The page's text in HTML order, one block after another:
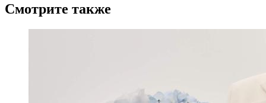
Смотрите также